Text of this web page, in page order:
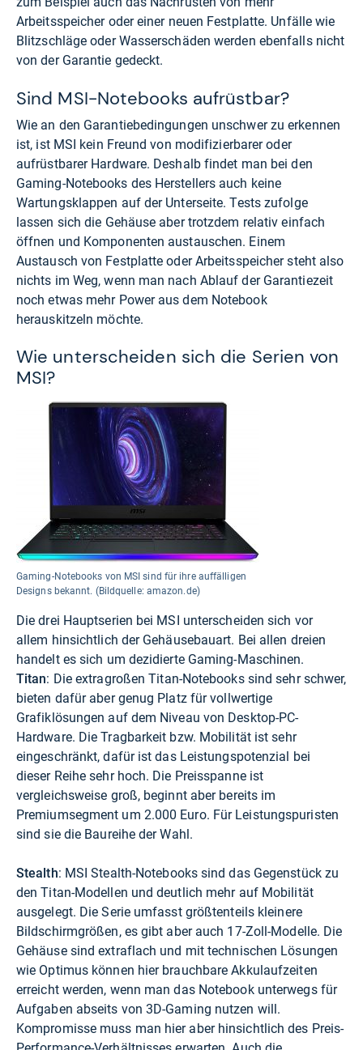
Arbeitsspeicher oder einer neuen Festplatte. Unfälle wie
Blitzschläge oder Wasserschäden werden ebenfalls nicht
von der Garantie gedeckt.
Sind MSI-Notebooks aufrüstbar?
Wie an den Garantiebedingungen unschwer zu erkennen
ist, ist MSI kein Freund von modifizierbarer oder
aufrüstbarer Hardware. Deshalb findet man bei den
Gaming-Notebooks des Herstellers auch keine
Wartungsklappen auf der Unterseite. Tests zufolge
lassen sich die Gehäuse aber trotzdem relativ einfach
öffnen und Komponenten austauschen. Einem
Austausch von Festplatte oder Arbeitsspeicher steht also
nichts im Weg, wenn man nach Ablauf der Garantiezeit
noch etwas mehr Power aus dem Notebook
herauskitzeln möchte.
Wie unterscheiden sich die Serien von
MSI?
Gaming-Notebooks von MSI sind für ihre auffälligen
Designs bekannt. (Bildquelle: amazon.de)
Die drei Hauptserien bei MSI unterscheiden sich vor
allem hinsichtlich der Gehäusebauart. Bei allen dreien
handelt es sich um dezidierte Gaming-Maschinen.
Titan: Die extragroßen Titan-Notebooks sind sehr schwer,
bieten dafür aber genug Platz für vollwertige
Grafiklösungen auf dem Niveau von Desktop-PC-
Hardware. Die Tragbarkeit bzw. Mobilität ist sehr
eingeschränkt, dafür ist das Leistungspotenzial bei
dieser Reihe sehr hoch. Die Preisspanne ist
vergleichsweise groß, beginnt aber bereits im
Premiumsegment um 2.000 Euro. Für Leistungspuristen
sind sie die Baureihe der Wahl.
Stealth: MSI Stealth-Notebooks sind das Gegenstück zu
den Titan-Modellen und deutlich mehr auf Mobilität
ausgelegt. Die Serie umfasst größtenteils kleinere
Bildschirmgrößen, es gibt aber auch 17-Zoll-Modelle. Die
Gehäuse sind extraflach und mit technischen Lösungen
wie Optimus können hier brauchbare Akkulaufzeiten
erreicht werden, wenn man das Notebook unterwegs für
Aufgaben abseits von 3D-Gaming nutzen will.
Kompromisse muss man hier aber hinsichtlich des Preis-